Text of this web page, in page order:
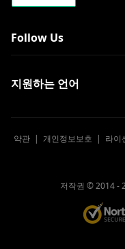
Follow Us
지원하는 언어
약관| 개인정보보호 | 라이
저작권 © 2014 -